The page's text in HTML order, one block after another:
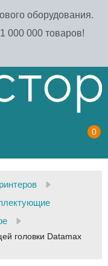
оборудования.
000 000 товаров!
0
головки Datamax